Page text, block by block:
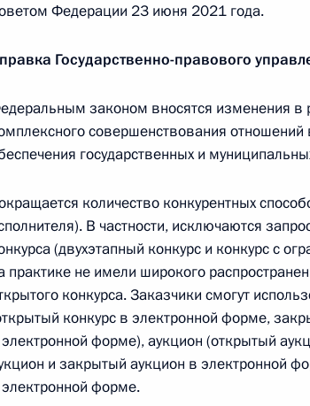
июля 2021 года, 16:50
2 июля 2021 года, пятница
утвердил Стратегию
о награждении государственными
2 июля 2021 года, 15:30
Федерации 23 июня 2021 года.
Государственно-правового
законом вносятся изменения в
совершенствования отношений
государственных и
количество конкурентных
В частности, исключаются
(двухэтапный конкурс и конкурс с
практике не имели широкого
конкурса. Заказчики смогут
конкурс в электронной форме,
форме), аукцион (открытый
и закрытый аукцион в электронной
форме.